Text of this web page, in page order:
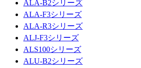
ALA-B2シリーズ
ALA-F3シリーズ
ALA-R3シリーズ
ALJ-F3シリーズ
ALS100シリーズ
ALU-B2シリーズ